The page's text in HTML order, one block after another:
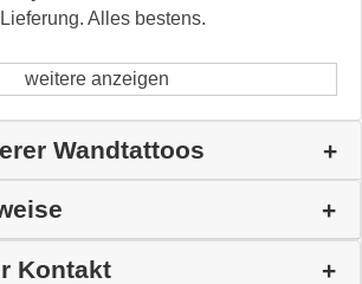
Alles bestens.
weitere anzeigen
Wandtattoos
Kontakt